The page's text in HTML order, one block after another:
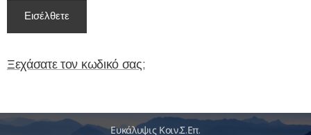
Εισέλθετε
Ξεχάσατε τον κωδικό σας;
Ευκάλυψις Κοιν.Σ.Επ.